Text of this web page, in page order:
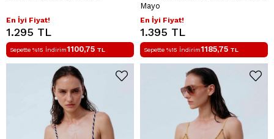
En İyi Fiyat!
1.295 TL
Sepette %15 İndirim1100,75 TL
Mayo
En İyi Fiyat!
1.395 TL
Sepette %15 İndirim1185,75 TL